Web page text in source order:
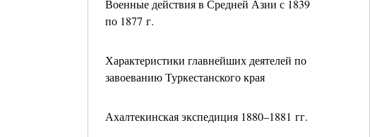
Военные действия в Средней Азии с 1839
по 1877 г.
Характеристики главнейших деятелей по
завоеванию Туркестанского края
Ахалтекинская экспедиция 1880–1881 гг.